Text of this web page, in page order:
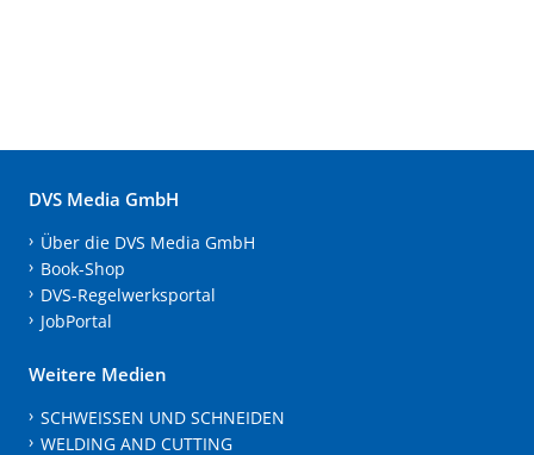
DVS Media GmbH
Über die DVS Media GmbH
Book-Shop
DVS-Regelwerksportal
JobPortal
Weitere Medien
SCHWEISSEN UND SCHNEIDEN
WELDING AND CUTTING